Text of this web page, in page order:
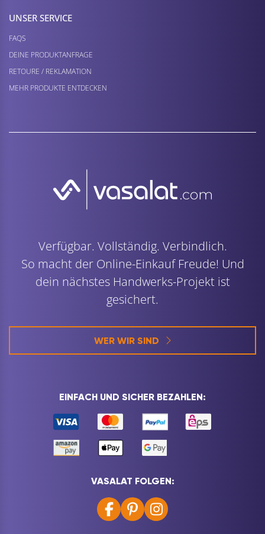
UNSER SERVICE
FAQS
DEINE PRODUKTANFRAGE
RETOURE / REKLAMATION
MEHR PRODUKTE ENTDECKEN
Verfügbar. Vollständig. Verbindlich.
So macht der Online-Einkauf Freude! Und
dein nächstes Handwerks-Projekt ist
gesichert.
WER WIR SIND
EINFACH UND SICHER BEZAHLEN:
VASALAT FOLGEN: